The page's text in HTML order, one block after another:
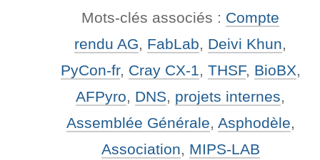
Mots-clés associés : Compte
rendu AG, FabLab, Deivi Khun,
PyCon-fr, Cray CX-1, THSF, BioBX,
AFPyro, DNS, projets internes,
Assemblée Générale, Asphodèle,
Association, MIPS-LAB